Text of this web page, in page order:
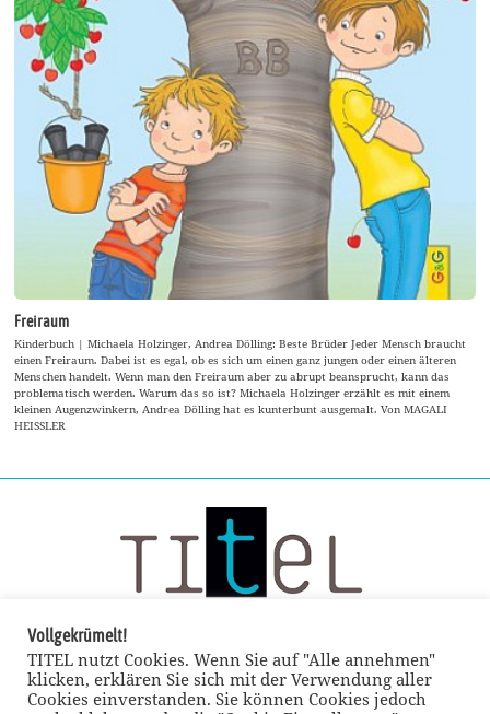
Freiraum
Kinderbuch | Michaela Holzinger, Andrea Dölling: Beste Brüder Jeder Mensch braucht
einen Freiraum. Dabei ist es egal, ob es sich um einen ganz jungen oder einen älteren
Menschen handelt. Wenn man den Freiraum aber zu abrupt beansprucht, kann das
problematisch werden. Warum das so ist? Michaela Holzinger erzählt es mit einem
kleinen Augenzwinkern, Andrea Dölling hat es kunterbunt ausgemalt. Von MAGALI
HEISSLER
Vollgekrümelt!
TITEL nutzt Cookies. Wenn Sie auf "Alle annehmen"
klicken, erklären Sie sich mit der Verwendung aller
Cookies einverstanden. Sie können Cookies jedoch